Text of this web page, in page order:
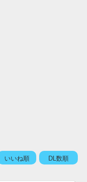
いいね順 DL数順